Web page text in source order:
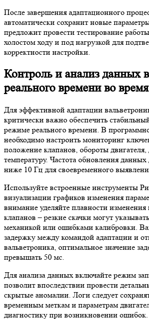
После завершения адаптационного
автоматически сохранит новые
предложит провести тестирование
холостом ходу и под нагрузкой для
корректности настройки.
Контроль и анализ данных
реального времени во
Для эффективной адаптации
критически важно обеспечить
режиме реального времени. В
необходимо настроить мониторинг
положение клапанов, обороты двигателя,
температуру. Частота обновления
ниже 10 Гц для своевременного
Используйте встроенные инструменты
визуализации графиков изменения
внимание уделяйте плавности
клапанов – резкие скачки могут
механикой или ошибками калибровки.
задержку между командой адаптации и
вальветроника, оптимальное значение
превышать 50 мс.
Для анализа данных включайте режим
позволит впоследствии провести
скрытые аномалии. Логи следует
временным меткам и параметрам
диагностику при возникновении ошибок.